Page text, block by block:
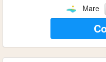
Mare